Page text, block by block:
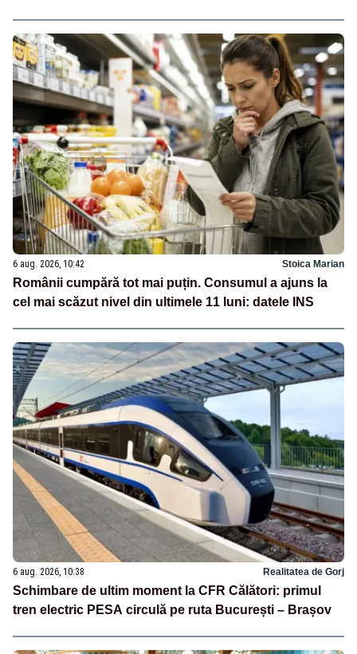
6 aug. 2026, 10:42 Stoica Marian
Românii cumpără tot mai puțin. Consumul a ajuns la
cel mai scăzut nivel din ultimele 11 luni: datele INS
6 aug. 2026, 10:38 Realitatea de Gorj
Schimbare de ultim moment la CFR Călători: primul
tren electric PESA circulă pe ruta București – Brașov